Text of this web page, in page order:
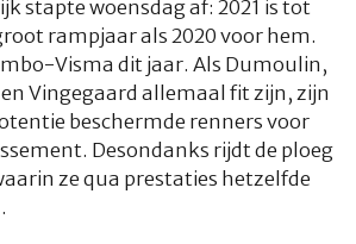
ABONNEMENTDONERENMAGAZINE
ADVERTEREN ZOEKEN
stapte woensdag af: 2021 is tot
rampjaar als 2020 voor hem.
Visma dit jaar. Als Dumoulin,
Vingegaard allemaal fit zijn, zijn
beschermde renners voor
Desondanks rijdt de ploeg
ze qua prestaties hetzelfde